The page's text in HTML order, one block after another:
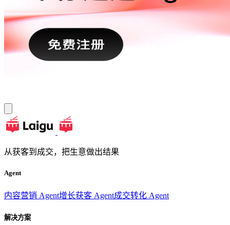
从获客到成交，把生意做出结果
Agent
内容营销 Agent增长获客 Agent成交转化 Agent
解决方案